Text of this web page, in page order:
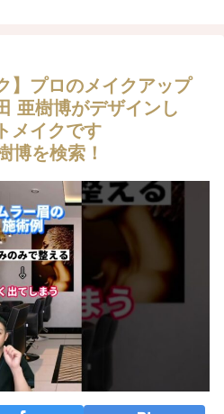
】プロのメイクアップ
亜樹博がデザインし
メイクです
博を検索！